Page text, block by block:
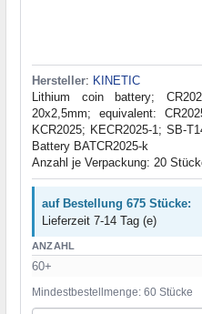
Hersteller: KINETIC
Lithium coin battery;
20x2,5mm; equivalent:
KCR2025; KECR2025-1; SB-
Battery BATCR2025-k
Anzahl je Verpackung: 20
auf Bestellung 675 Stücke:
Lieferzeit 7-14 Tag (e)
ANZAHL
60+
Mindestbestellmenge: 60 Stücke